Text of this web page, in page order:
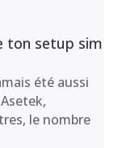
ton setup sim
été aussi
le nombre